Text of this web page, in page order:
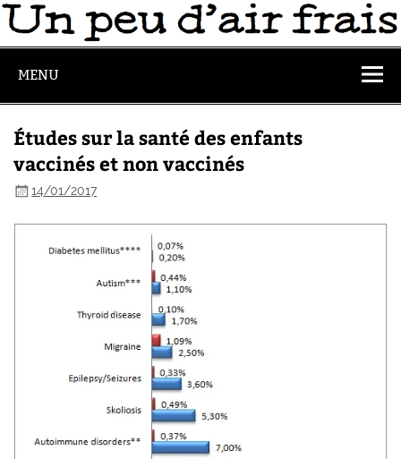
MENU
Études sur la santé des enfants
vaccinés et non vaccinés
14/01/2017